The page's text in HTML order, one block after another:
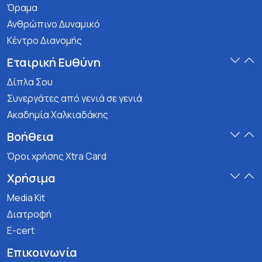
Όραμα
Ανθρώπινο Δυναμικό
Κέντρο Διανομής
Εταιρική Ευθύνη
Δίπλα Σου
Συνεργάτες από γενιά σε γενιά
Ακαδημία Χαλκιαδάκης
Βοήθεια
Όροι χρήσης Xtra Card
Χρήσιμα
Media Kit
Διατροφή
E-cert
Επικοινωνία